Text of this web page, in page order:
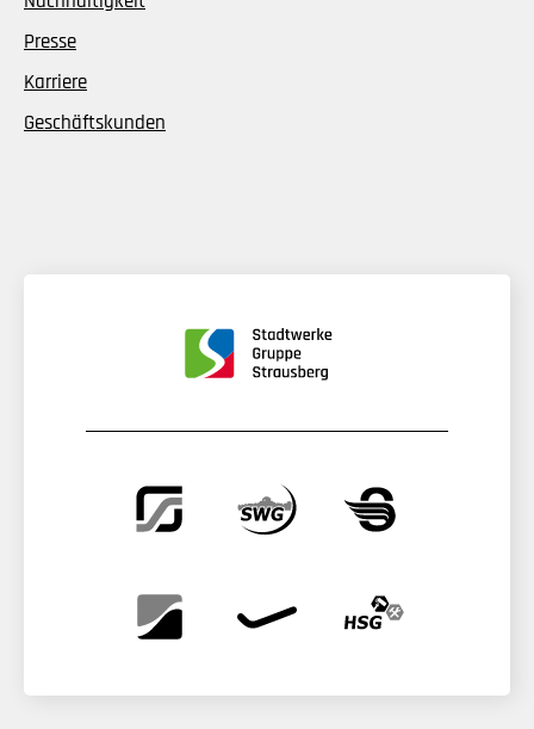
Presse
Karriere
Geschäftskunden